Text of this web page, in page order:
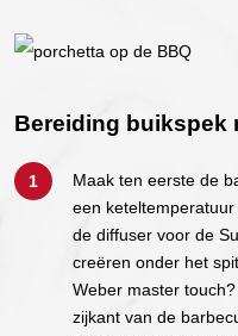
Bereiding buikspek
Maak ten eerste de
een
de diffuser voor de
creëren onder het
Weber master
zijkant van de